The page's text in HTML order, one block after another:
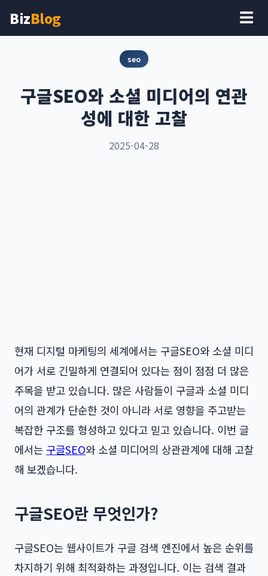
BizBlog ☰
seo
구글SEO와 소셜 미디어의 연관
성에 대한 고찰
2025-04-28
현재 디지털 마케팅의 세계에서는 구글SEO와 소셜 미디
어가 서로 긴밀하게 연결되어 있다는 점이 점점 더 많은
주목을 받고 있습니다. 많은 사람들이 구글과 소셜 미디
어의 관계가 단순한 것이 아니라 서로 영향을 주고받는
복잡한 구조를 형성하고 있다고 믿고 있습니다. 이번 글
에서는 구글SEO와 소셜 미디어의 상관관계에 대해 고찰
해 보겠습니다.
구글SEO란 무엇인가?
구글SEO는 웹사이트가 구글 검색 엔진에서 높은 순위를
차지하기 위해 최적화하는 과정입니다. 이는 검색 결과